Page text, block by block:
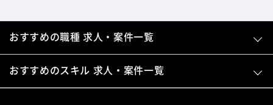
おすすめの職種 求人・案件一覧
おすすめのスキル 求人・案件一覧